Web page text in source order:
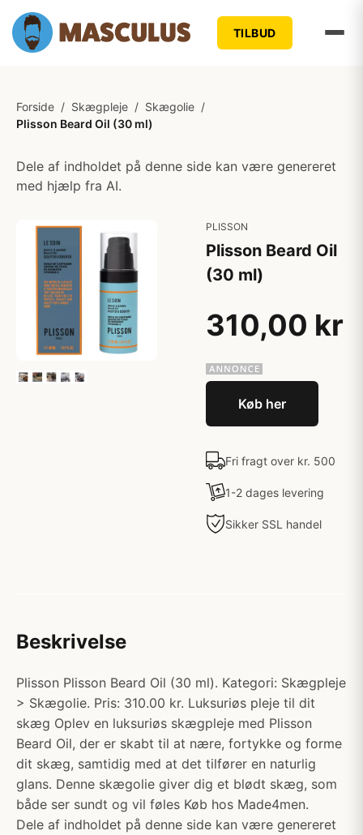
TILBUD
Forside / Skægpleje / Skægolie /
Plisson Beard Oil (30 ml)
Dele af indholdet på denne side kan være genereret
med hjælp fra AI.
PLISSON
Plisson Beard Oil
(30 ml)
310,00 kr
Køb her
Fri fragt over kr. 500
1-2 dages levering
Sikker SSL handel
Beskrivelse
Plisson Plisson Beard Oil (30 ml). Kategori: Skægpleje
> Skægolie. Pris: 310.00 kr. Luksuriøs pleje til dit
skæg Oplev en luksuriøs skægpleje med Plisson
Beard Oil, der er skabt til at nære, fortykke og forme
dit skæg, samtidig med at det tilfører en naturlig
glans. Denne skægolie giver dig et blødt skæg, som
både ser sundt og vil føles Køb hos Made4men.
Dele af indholdet på denne side kan være genereret